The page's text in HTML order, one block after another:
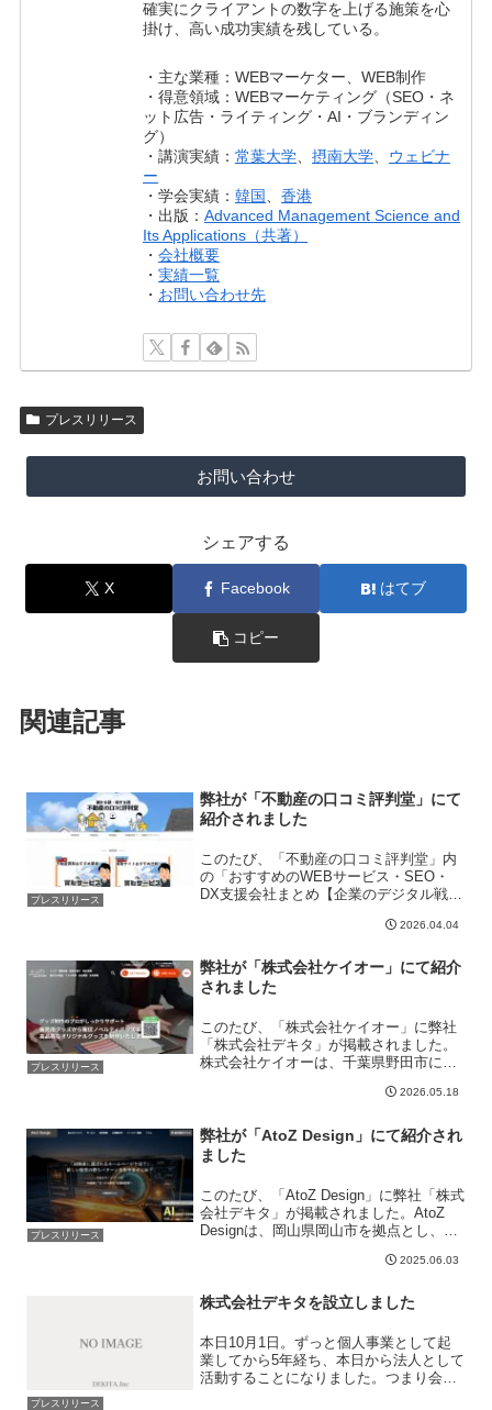
確実にクライアントの数字を上げる施策を心
掛け、高い成功実績を残している。
・主な業種：WEBマーケター、WEB制作
・得意領域：WEBマーケティング（SEO・ネ
ット広告・ライティング・AI・ブランディン
グ）
・講演実績：常葉大学 、摂南大学
ウェビナ
ー
・学会実績：韓国 、香港
・出版：Advanced Management Science and
Its Applications（共著）
・会社概要
・実績一覧
・ お問い合わせ先
プレスリリース
お問い合わせ
シェアする
X Facebook はてブ
コピー
関連記事
プレスリリース
弊社が「不動産の口コミ評判堂」にて
紹介されました
このたび、「不動産の口コミ評判堂」内
の「おすすめのWEBサービス・SEO・
DX支援会社まとめ【企業のデジタル戦略
掲載されました。「不動産の口コミ評判
ォーム、空き家対策な...
2026.04.04
プレスリリース
弊社が「株式会社ケイオー」にて紹介
されました
このたび、「株式会社ケイオー」に弊社
「株式会社デキタ」が掲載されました。
株式会社ケイオーは、千葉県野田市に本
ィグッズの企画、開発、製造会社です。
皮革製品の製造で培っ...
2026.05.18
プレスリリース
弊社が「AtoZ Design」にて紹介され
ました
このたび、「AtoZ Design」に弊社「株式
会社デキタ」が掲載されました。AtoZ
Designは、岡山県岡山市を拠点とし、中
するWeb制作サービスを提供していま
2025.06.03
プレスリリース
株式会社デキタを設立しました
本日10月1日。ずっと個人事業として起
業してから5年経ち、本日から法人として
活動することになりました。つまり会社